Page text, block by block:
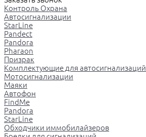
Контроль Охрана
Автосигнализации
StarLine
Pandect
Pandora
Pharaon
Призрак
Комплектующие для автосигнализаций
Мотосигнализации
Маяки
Автофон
FindMe
Pandora
StarLine
Обходчики иммобилайзеров